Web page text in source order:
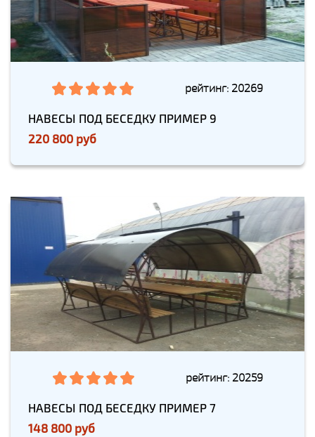
рейтинг: 20269
НАВЕСЫ ПОД БЕСЕДКУ ПРИМЕР 9
220 800 руб
рейтинг: 20259
НАВЕСЫ ПОД БЕСЕДКУ ПРИМЕР 7
148 800 руб